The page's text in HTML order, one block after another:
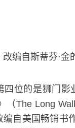
改编自斯蒂芬·金
四位的是狮门影
（The Long
编自美国畅销书